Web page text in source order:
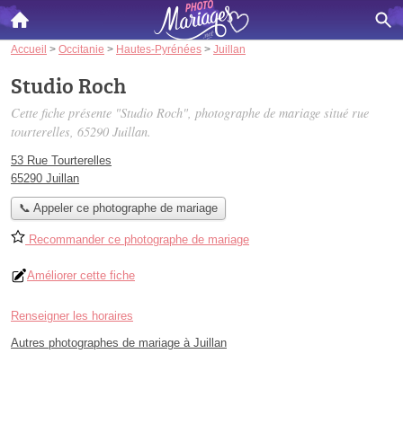
Accueil > Occitanie > Hautes-Pyrénées > Juillan
Studio Roch
Cette fiche présente "Studio Roch", photographe de mariage situé rue
tourterelles, 65290 Juillan.
53 Rue Tourterelles
65290 Juillan
📞 Appeler ce photographe de mariage
Recommander ce photographe de mariage
Améliorer cette fiche
Renseigner les horaires
Autres photographes de mariage à Juillan